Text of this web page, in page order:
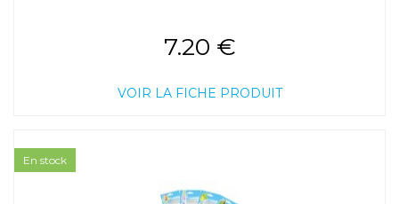
7.20 €
VOIR LA FICHE PRODUIT
En stock